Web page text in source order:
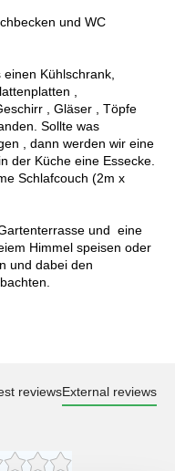
und WC
Kühlschrank,
,
, Gläser , Töpfe
Sollte was
, dann werden wir eine
der Küche eine Essecke.
Schlafcouch (2m x
und eine
Himmel speisen oder
und dabei den
reviewsExternal reviews